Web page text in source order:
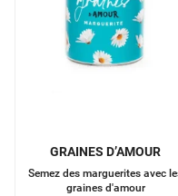
GRAINES D’AMOUR
Semez des marguerites avec
graines d'amour